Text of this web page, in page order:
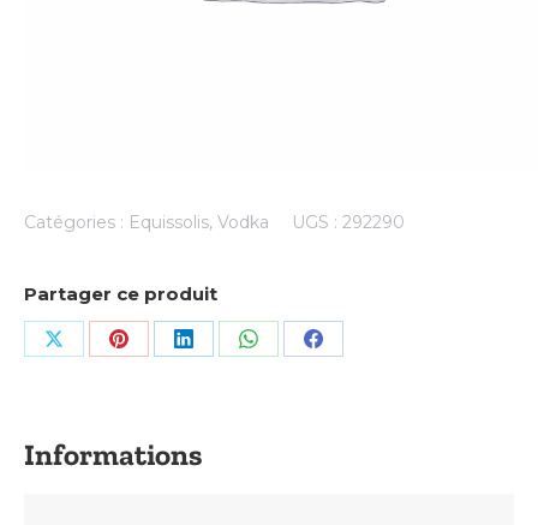
Catégories : Equissolis, Vodka UGS : 292290
Partager ce produit
Share Share Share Share Share